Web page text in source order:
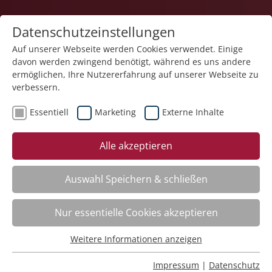
1
Veranstaltung "Mobilitätsförderung in den
Bewohneralltag integrieren – eine Chance für Pflege
& Betreuung" (Nr. 26) wurde in den Warenkorb
gelegt.
Fachbereich
ADHS. Aufmerksamkeitsdefizit-Hyperaktivitätsstörung
Nr.:
261101
Datenschutzeinstellungen
Auf unserer Webseite werden Cookies verwendet. Einige
davon werden zwingend benötigt, während es uns andere
ermöglichen, Ihre Nutzererfahrung auf unserer Webseite zu
verbessern.
Essentiell Marketing Externe Inhalte
Alle akzeptieren
Auswahl Speichern & schließen
Nur essentielle Cookies akzeptieren
Essentielle Cookies werden für grundlegende Funktionen
Weitere Informationen anzeigen
Impressum | Datenschutz